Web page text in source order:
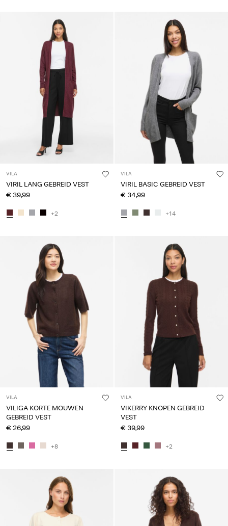
VILA
VIRIL LANG GEBREID VEST
€ 39,99
+2
VILA
VIRIL BASIC GEBREID VEST
€ 34,99
+14
VILA
VILIGA KORTE MOUWEN
GEBREID VEST
€ 26,99
+8
VILA
VIKERRY KNOPEN GEBREID
VEST
€ 39,99
+2